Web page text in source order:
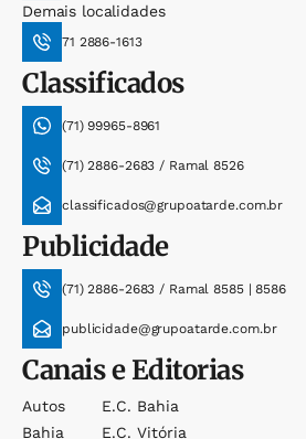
Demais localidades
71 2886-1613
Classificados
(71) 99965-8961
(71) 2886-2683 / Ramal 8526
classificados@grupoatarde.com.br
Publicidade
(71) 2886-2683 / Ramal 8585 | 8586
publicidade@grupoatarde.com.br
Canais e Editorias
Autos
Bahia
E.c. Bahia
E.c. Vitória